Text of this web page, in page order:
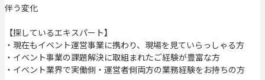
伴う変化
【探しているエキスパート】
・現在もイベント運営事業に携わり、現場を見ていらっしゃる方
・イベント事業の課題解決に取組まれたご経験が豊富な方
・イベント業界で実働側・運営者側両方の業務経験をお持ちの方